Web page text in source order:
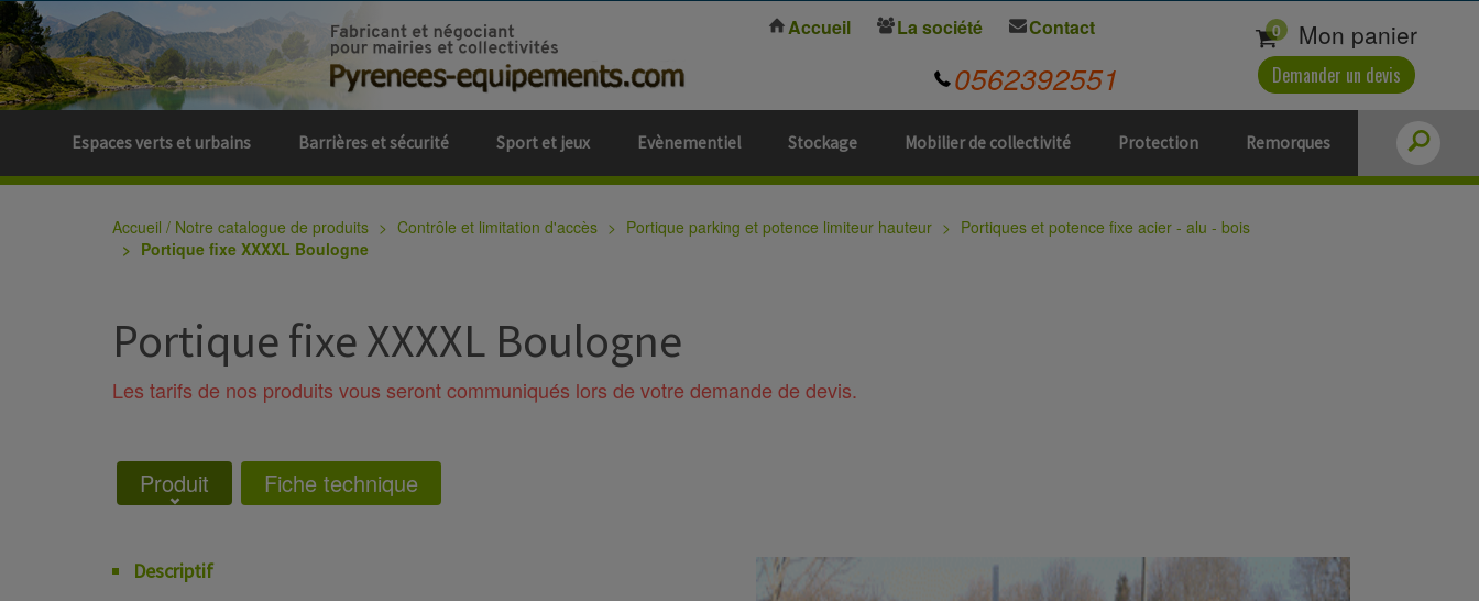
Espaces verts et urbains Barrières et sécurité Sport et jeux Evènementiel Stockage Mobilier de collectivité Protection Remorques
Accueil La société Contact
0562392551
0 Mon panier
Demander un devis
Accueil / Notre catalogue de produits Contrôle et limitation d'accès Portique parking et potence limiteur hauteur
Portiques et potence fixe acier - alu - bois
Portique fixe XXXXL Boulogne
Portique fixe XXXXL Boulogne
Les tarifs de nos produits vous seront communiqués lors de votre demande de devis.
Produit Fiche technique
Descriptif